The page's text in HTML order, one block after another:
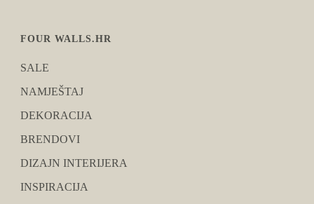
FOUR WALLS.HR
SALE
NAMJEŠTAJ
DEKORACIJA
BRENDOVI
DIZAJN INTERIJERA
INSPIRACIJA